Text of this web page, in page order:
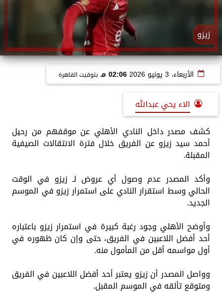
زيزو
الأربعاء، 3 يونيو 2026 02:06 مـ بتوقيت القاهرة
الاء يحي عبدالله
كشف مصدر داخل النادي الأهلي عن موقفهم من رحيل
أحمد سيد زيزو عن الفريق خلال فترة الانتقالات الصيفية
المقبلة.
وأكد المصدر عدم وصول أي عروض لـ زيزو في الوقت
الحالي وسط استقرار النادي على استمرار زيزو في الموسم
الجديد.
وأوضح الأهلي وجود رغبة كبيرة في استمرار زيزو باعتباره
أحد أفضل اللاعبين في الفريق، حتى وإن كان ظهوره في
أول مواسمه أقل من المأمول منه.
وواصل المصدر أن زيزو يعتبر أحد أفضل اللاعبين في الفريق
ومتوقع تألقه في الموسم المقبل.